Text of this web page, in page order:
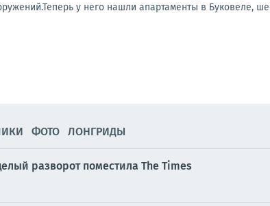
у него нашли апартаменты в Буковеле,
ФОТО ЛОНГРИДЫ
разворот поместила The Times